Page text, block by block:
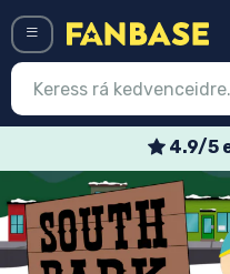
4.9/5
Belépés
Legújabb cuccok